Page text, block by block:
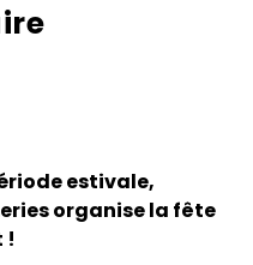
estivale,
organise la fête
!